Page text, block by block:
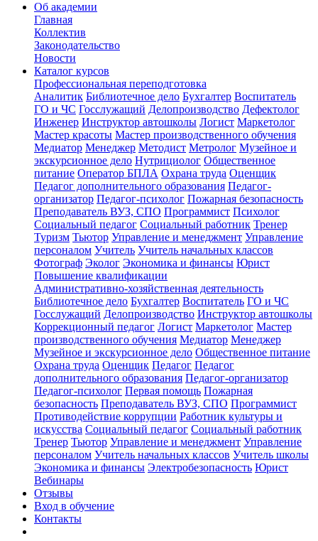
Об академии
Главная
Коллектив
Законодательство
Новости
Каталог курсов
Профессиональная переподготовка
Аналитик Библиотечное дело Бухгалтер Воспитатель
ГО и ЧС Госслужащий Делопроизводство Дефектолог
Инженер Инструктор автошколы Логист Маркетолог
Мастер красоты Мастер производственного обучения
Медиатор Менеджер Методист Метролог Музейное и
экскурсионное дело Нутрициолог Общественное
питание Оператор БПЛА Охрана труда Оценщик
Педагог дополнительного образования Педагог-
организатор Педагог-психолог Пожарная безопасность
Преподаватель ВУЗ, СПО Программист Психолог
Социальный педагог Социальный работник Тренер
Туризм Тьютор Управление и менеджмент Управление
персоналом Учитель Учитель начальных классов
Фотограф Эколог Экономика и финансы Юрист
Повышение квалификации
Административно-хозяйственная деятельность
Библиотечное дело Бухгалтер Воспитатель ГО и ЧС
Госслужащий Делопроизводство Инструктор автошколы
Коррекционный педагог Логист Маркетолог Мастер
производственного обучения Медиатор Менеджер
Музейное и экскурсионное дело Общественное питание
Охрана труда Оценщик Педагог Педагог
дополнительного образования Педагог-организатор
Педагог-психолог Первая помощь Пожарная
безопасность Преподаватель ВУЗ, СПО Программист
Противодействие коррупции Работник культуры и
искусства Социальный педагог Социальный работник
Тренер Тьютор Управление и менеджмент Управление
персоналом Учитель начальных классов Учитель школы
Экономика и финансы Электробезопасность Юрист
Вебинары
Отзывы
Вход в обучение
Контакты